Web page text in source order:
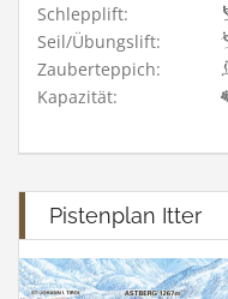
Schlepplift:
Seil/Übungslift:
Zauberteppich:
Kapazität:
Pistenplan Itter